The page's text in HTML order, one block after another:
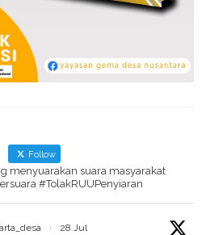
Follow
menyuarakan suara masyarakat
#TolakRUUPenyiaran
· 28 Jul